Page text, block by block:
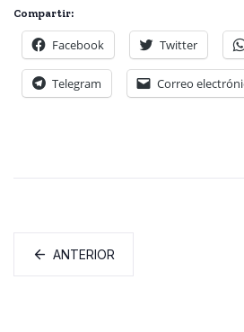
Compartir:
Facebook Twitter
Telegram Correo
ANTERIOR